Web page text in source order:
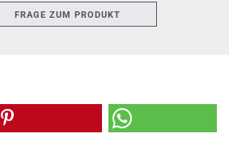
FRAGE ZUM PRODUKT